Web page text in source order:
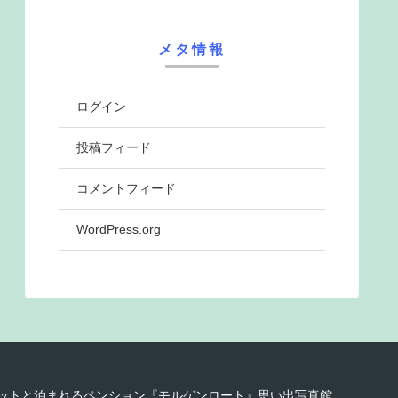
メタ情報
ログイン
投稿フィード
コメントフィード
WordPress.org
トと泊まれるペンション『モルゲンロート』思い出写真館.